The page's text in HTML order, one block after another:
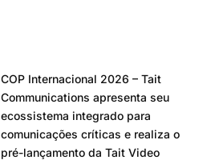
COP Internacional 2026 – Tait
Communications apresenta seu
ecossistema integrado para
comunicações críticas e realiza o
pré-lançamento da Tait Video